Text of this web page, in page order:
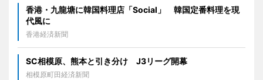
香港・九龍塘に韓国料理店「Social」 韓国定番料理を現
代風に
香港経済新聞
SC相模原、熊本と引き分け J3リーグ開幕
相模原町田経済新聞